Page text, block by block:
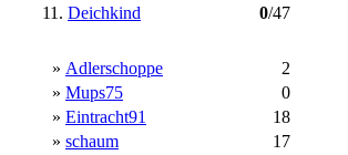
11. Deichkind 0/47
» Adlerschoppe
2
» Mups75
0
» Eintracht91
18
» schaum
17